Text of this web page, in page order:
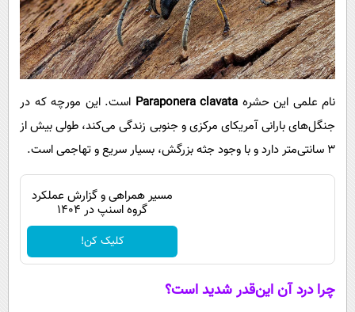
نام علمی این حشره Paraponera clavata است. این مورچه که در
جنگل‌های بارانی آمریکای مرکزی و جنوبی زندگی می‌کند، طولی بیش از
۳ سانتی‌متر دارد و با وجود جثه بزرگش، بسیار سریع و تهاجمی است.
مسیر همراهی و گزارش عملکرد
گروه اسنپ در ۱۴۰۴
کلیک کن!
چرا درد آن این‌قدر شدید است؟